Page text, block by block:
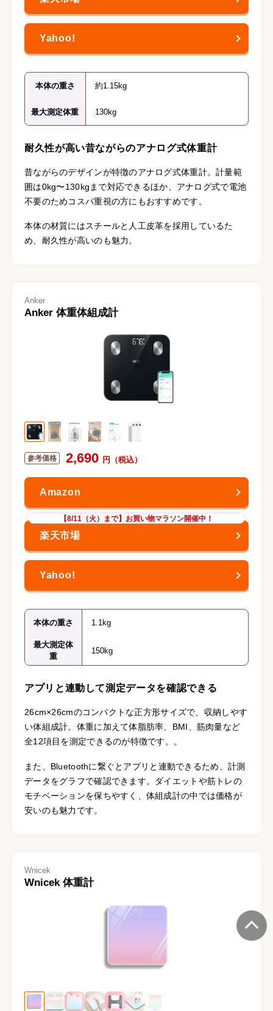
本体の重さ 約1.15kg
最大測定体重 130kg
耐久性が高い昔ながらのアナログ式体重計
昔ながらのデザインが特徴のアナログ式体重計。計量範
囲は0kg〜130kgまで対応できるほか、アナログ式で電池
不要のためコスパ重視の方にもおすすめです。
本体の材質にはスチールと人工皮革を採用しているた
め、耐久性が高いのも魅力。
Anker
Anker 体重体組成計
2,690
【8/11（火）まで】お買い物マラソン開催中！
本体の重さ ‎1.1kg
最大測定体
重
150kg
アプリと連動して測定データを確認できる
26cm×26cmのコンパクトな正方形サイズで、収納しやす
い体組成計。体重に加えて体脂肪率、BMI、筋肉量など
全12項目を測定できるのが特徴です。。
また、Bluetoothに繋ぐとアプリと連動できるため、計測
データをグラフで確認できます。ダイエットや筋トレの
モチベーションを保ちやすく、体組成計の中では価格が
安いのも魅力です。
Wnicek
Wnicek 体重計